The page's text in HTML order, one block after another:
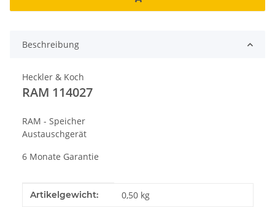
Beschreibung
Heckler & Koch
RAM 114027
RAM - Speicher
Austauschgerät
6 Monate Garantie
Produkteigenschaft
Wert
Artikelgewicht: 0,50 kg